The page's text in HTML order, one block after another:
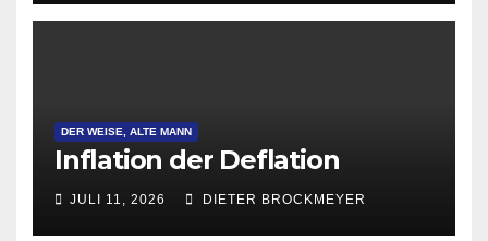
DER WEISE, ALTE MANN
Inflation der Deflation
JULI 11, 2026 DIETER BROCKMEYER